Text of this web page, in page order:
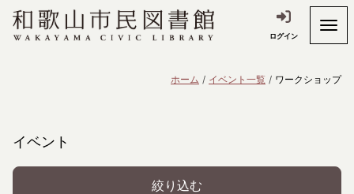
ログイン
ホーム イベント一覧 ワークショップ
イベント
絞り込む